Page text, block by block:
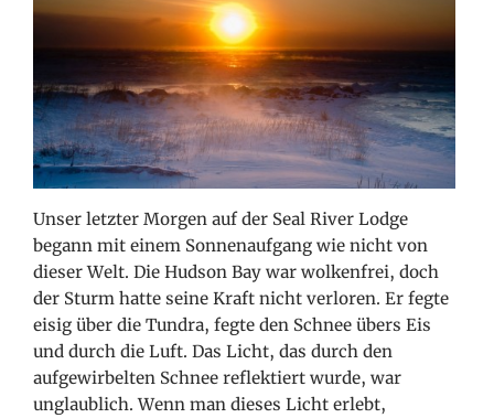
Unser letzter Morgen auf der Seal River Lodge
begann mit einem Sonnenaufgang wie nicht von
dieser Welt. Die Hudson Bay war wolkenfrei, doch
der Sturm hatte seine Kraft nicht verloren. Er fegte
eisig über die Tundra, fegte den Schnee übers Eis
und durch die Luft. Das Licht, das durch den
aufgewirbelten Schnee reflektiert wurde, war
unglaublich. Wenn man dieses Licht erlebt,